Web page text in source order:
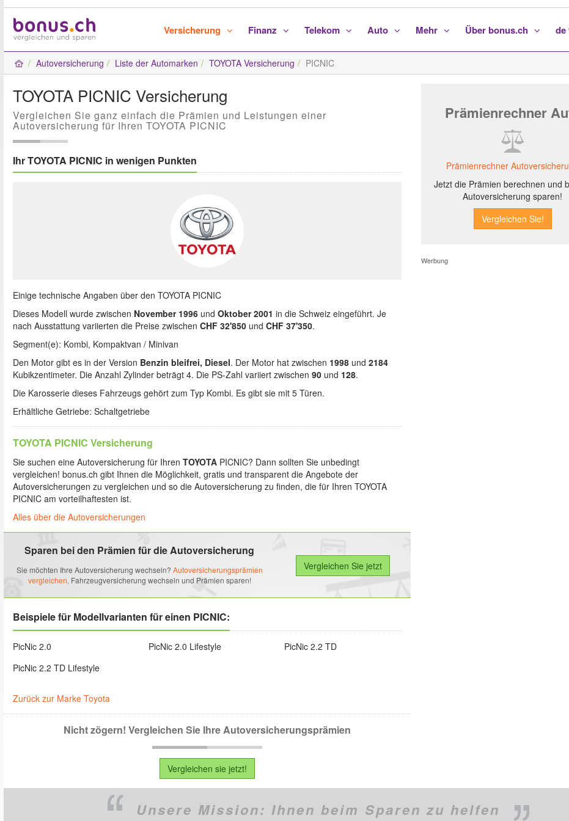
Versicherung Finanz Telekom Auto Mehr Über bonus.ch de
Autoversicherung Liste der Automarken TOYOTA Versicherung PICNIC
TOYOTA PICNIC Versicherung
Vergleichen Sie ganz einfach die Prämien und Leistungen einer
Autoversicherung für Ihren TOYOTA PICNIC
Ihr TOYOTA PICNIC in wenigen Punkten
Einige technische Angaben über den TOYOTA PICNIC
Dieses Modell wurde zwischen November 1996 und Oktober 2001 in die Schweiz eingeführt. Je
nach Ausstattung variierten die Preise zwischen CHF 32'850 und CHF 37'350.
Segment(e): Kombi, Kompaktvan / Minivan
Den Motor gibt es in der Version Benzin bleifrei, Diesel. Der Motor hat zwischen 1998 und 2184
Kubikzentimeter. Die Anzahl Zylinder beträgt 4. Die PS-Zahl variiert zwischen 90 und 128.
Die Karosserie dieses Fahrzeugs gehört zum Typ Kombi. Es gibt sie mit 5 Türen.
Erhältliche Getriebe: Schaltgetriebe
TOYOTA PICNIC Versicherung
Sie suchen eine Autoversicherung für Ihren TOYOTA PICNIC? Dann sollten Sie unbedingt
vergleichen! bonus.ch gibt Ihnen die Möglichkeit, gratis und transparent die Angebote der
Autoversicherungen zu vergleichen und so die Autoversicherung zu finden, die für Ihren TOYOTA
PICNIC am vorteilhaftesten ist.
Alles über die Autoversicherungen
Sparen bei den Prämien für die Autoversicherung
Sie möchten Ihre Autoversicherung wechseln? Autoversicherungsprämien
vergleichen, Fahrzeugversicherung wechseln und Prämien sparen!
Beispiele für Modellvarianten für einen PICNIC:
PicNic 2.0 PicNic 2.0 Lifestyle
PicNic 2.2 TD
PicNic 2.2 TD Lifestyle
Zurück zur Marke Toyota
Nicht zögern! Vergleichen Sie Ihre Autoversicherungsprämien
Vergleichen sie jetzt!
Prämienrechner
Prämienrechner
Jetzt die Prämien berechnen und
Autoversicherung sparen!
Werbung
Unsere Mission: Ihnen beim Sparen zu helfen